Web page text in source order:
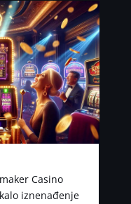
Casino
iznenađenje